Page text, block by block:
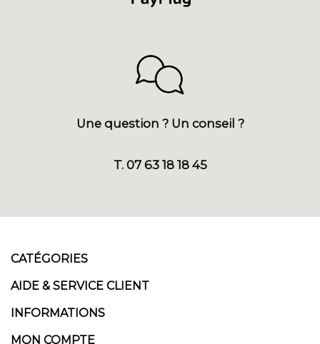
Une question ? Un conseil ?
T. 07 63 18 18 45
CATÉGORIES
AIDE & SERVICE CLIENT
INFORMATIONS
MON COMPTE